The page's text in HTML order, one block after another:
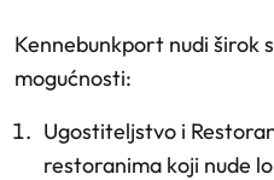
Kennebunkport nudi širok
mogućnosti:
Ugostiteljstvo i
restoranima koji nude